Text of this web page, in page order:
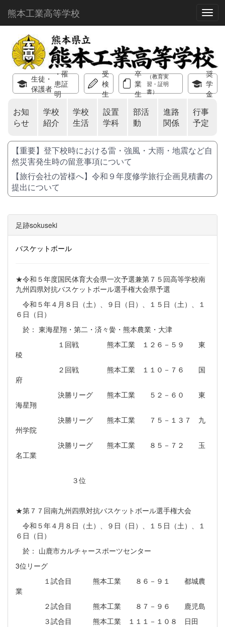
熊本工業高等学校
生徒・
保護者
・罹
患証
明
受
検
生
卒
業
生
（教育実
習・証明
書）
奨
学
金
お知
らせ
学校
紹介
学校
生活
設置
学科
部活
動
進路
関係
行事
予定
【重要】登下校時における雷・強風・大雨・地震など自
然災害発生時の留意事項について
【旅行会社の皆様へ】令和９年度修学旅行企画見積書の
提出について
足跡sokuseki
バスケットボール
★令和５年度国民体育大会県一次予選兼第７５回高等学校南
九州四県対抗バスケットボール選手権大会県予選
令和５年４月８日（土）、９日（日）、１５日（土）、１
６日（日）
於： 東海星翔・第二・済々黌・熊本農業・大津
１回戦 熊本工業 １２６－５９ 東
稜
２回戦 熊本工業 １１０－７６ 国
府
決勝リーグ 熊本工業 ５２－６０ 東
海星翔
決勝リーグ 熊本工業 ７５－１３７ 九
州学院
決勝リーグ 熊本工業 ８５－７２ 玉
名工業
３位
★第７７回南九州四県対抗バスケットボール選手権大会
令和５年４月８日（土）、９日（日）、１５日（土）、１
６日（日）
於： 山鹿市カルチャースポーツセンター
3位リーグ
１試合目 熊本工業 ８６－９１ 都城農
業
２試合目 熊本工業 ８７－９６ 鹿児島
３試合目 熊本工業 １１１－１０８ 日田